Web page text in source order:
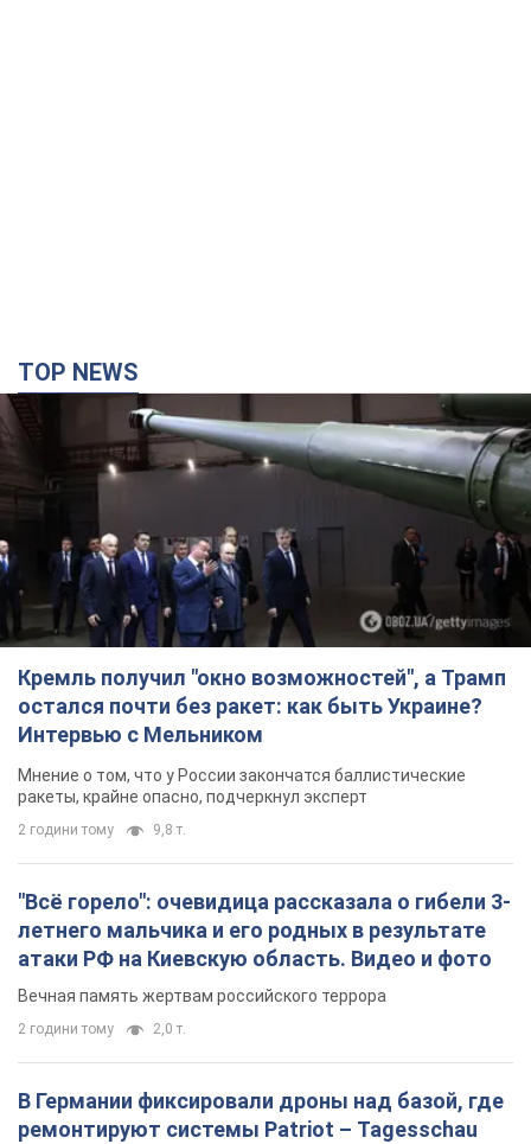
TOP NEWS
Кремль получил "окно возможностей", а Трамп
остался почти без ракет: как быть Украине?
Интервью с Мельником
Мнение о том, что у России закончатся баллистические
ракеты, крайне опасно, подчеркнул эксперт
2 години тому 9,8 т.
"Всё горело": очевидица рассказала о гибели 3-
летнего мальчика и его родных в результате
атаки РФ на Киевскую область. Видео и фото
Вечная память жертвам российского террора
2 години тому 2,0 т.
В Германии фиксировали дроны над базой, где
ремонтируют системы Patriot – Tagesschau